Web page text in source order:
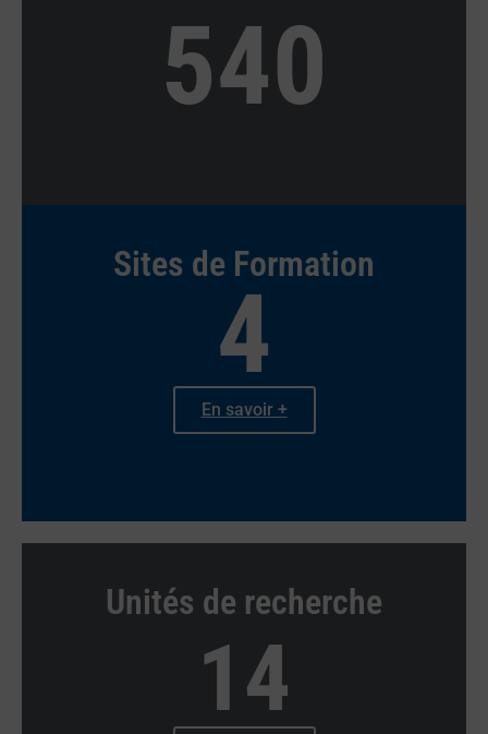
540
Sites de Formation
4
En savoir +
Unités de recherche
14